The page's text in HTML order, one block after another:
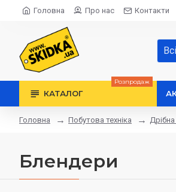
Головна Про нас Контакти
Всі
КАТАЛОГ
Розпродаж
Головна Побутова техніка
Блендери